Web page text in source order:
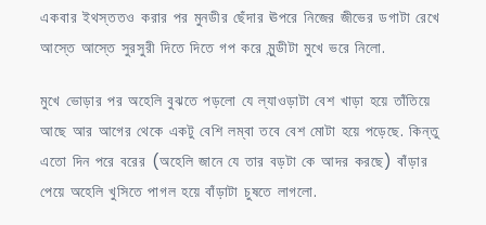
একবার ইথস্ততও করার পর মুনডীর ছেঁদার ঊপরে নিজের জীভের ডগাটা রেখে
আস্তে আস্তে সুরসুরী দিতে দিতে গপ করে মুন্ডীটা মুখে ভরে নিলো.
মুখে ভোড়ার পর অহেলি বুঝতে পড়লো যে ল্যাওড়াটা বেশ খাড়া হয়ে তাঁতিয়ে
আছে আর আগের থেকে একটু বেশি লম্বা তবে বেশ মোটা হয়ে পড়েছে. কিন্তু
এতো দিন পরে বরের (অহেলি জানে যে তার বড়টা কে আদর করছে) বাঁড়ার
পেয়ে অহেলি খুসিতে পাগল হয়ে বাঁড়াটা চুষতে লাগলো.